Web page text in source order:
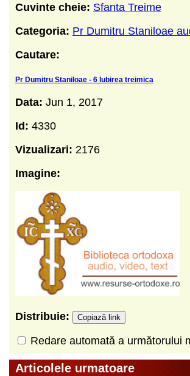
Cuvinte cheie: Sfanta Treime
Categoria: Pr Dumitru Staniloae
Cautare:
Pr Dumitru Staniloae - 6 Iubirea treimica
Data: Jun 1, 2017
Id: 4330
Vizualizari: 2176
Imagine:
Distribuie: Copiază link
Redare automată a următorului
Articolele urmatoare